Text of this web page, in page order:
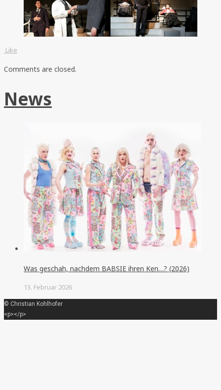
Like
Comments are closed.
News
Was geschah, nachdem BABSIE ihren Ken…? (2026)
13. Februar 2026
© Christian Kohlhofer
<p></p>